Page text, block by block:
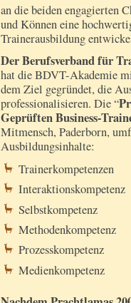
an die beiden engagierten
und Können eine
Trainerausbildung
Der Berufsverband für
hat die BDVT-Akademie
dem Ziel gegründet, die
professionalisieren. Die “
Geprüften Business-
Mitmensch, Paderborn,
Ausbildungsinhalte:
Trainerkompetenzen
Interaktionskompetenz
Selbstkompetenz
Methodenkompetenz
Prozesskompetenz
Medienkompetenz